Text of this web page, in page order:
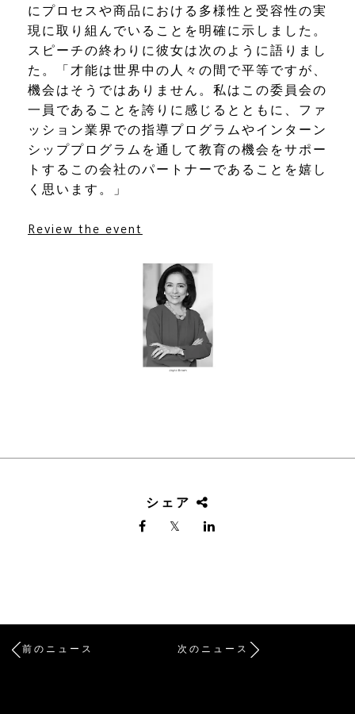
にプロセスや商品における多様性と受容性の実
現に取り組んでいることを明確に示しました。
スピーチの終わりに彼女は次のように語りまし
た。「才能は世界中の人々の間で平等ですが、
機会はそうではありません。私はこの委員会の
一員であることを誇りに感じるとともに、ファ
ッション業界での指導プログラムやインターン
シッププログラムを通して教育の機会をサポー
トするこの会社のパートナーであることを嬉し
く思います。」
Review the event
シェア
前のニュース 次のニュース